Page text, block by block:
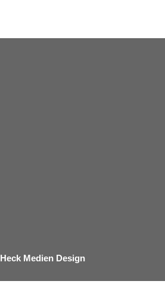
Heck Medien Design